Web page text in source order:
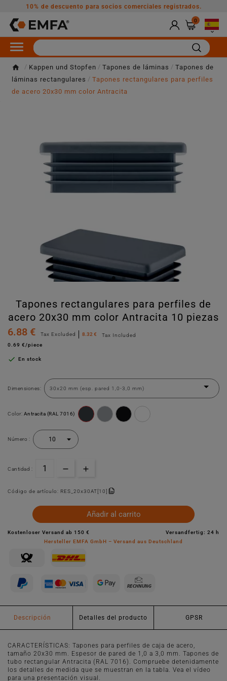
10% de descuento para socios comerciales registrados.
0

Kappen und Stopfen Tapones de láminas
Tapones de
láminas rectangulares
Tapones rectangulares para perfiles
de acero 20x30 mm color Antracita
Tapones rectangulares para perfiles de
acero 20x30 mm color Antracita 10 piezas
6.88 €
Tax Excluded 8.32 €
Tax Included
0.69 €/piece
 En stock
Dimensiones:
Color: Antracita (RAL 7016)
Número :
Cantidad :
Código de artículo: RES_20x30AT[10]
Añadir al carrito
Kostenloser Versand ab 150 €
Versandfertig: 24 h
Hersteller EMFA GmbH – Versand aus Deutschland
Descripción Detalles del producto GPSR
CARACTERÍSTICAS: Tapones para perfiles de caja de acero,
tamaño 20x30 mm. Espesor de pared de 1,0 a 3,0 mm. Tapones de
tubo rectangular Antracita (RAL 7016). Compruebe detenidamente
los detalles de medida que se muestran en la tabla. Vea el vídeo
para una presentación visual.